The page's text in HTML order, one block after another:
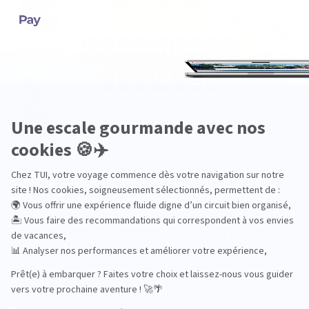
Pourquoi choisir TUI ?
TUI, acteur du
tourisme durable
Des hôtels choisis
avec soin